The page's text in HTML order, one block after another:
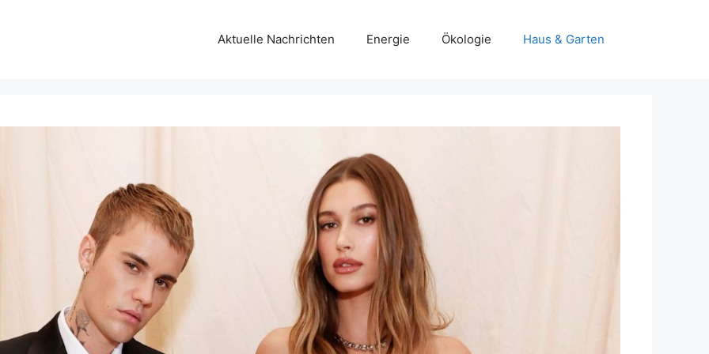
Aktuelle Nachrichten Energie Ökologie Haus & Garten